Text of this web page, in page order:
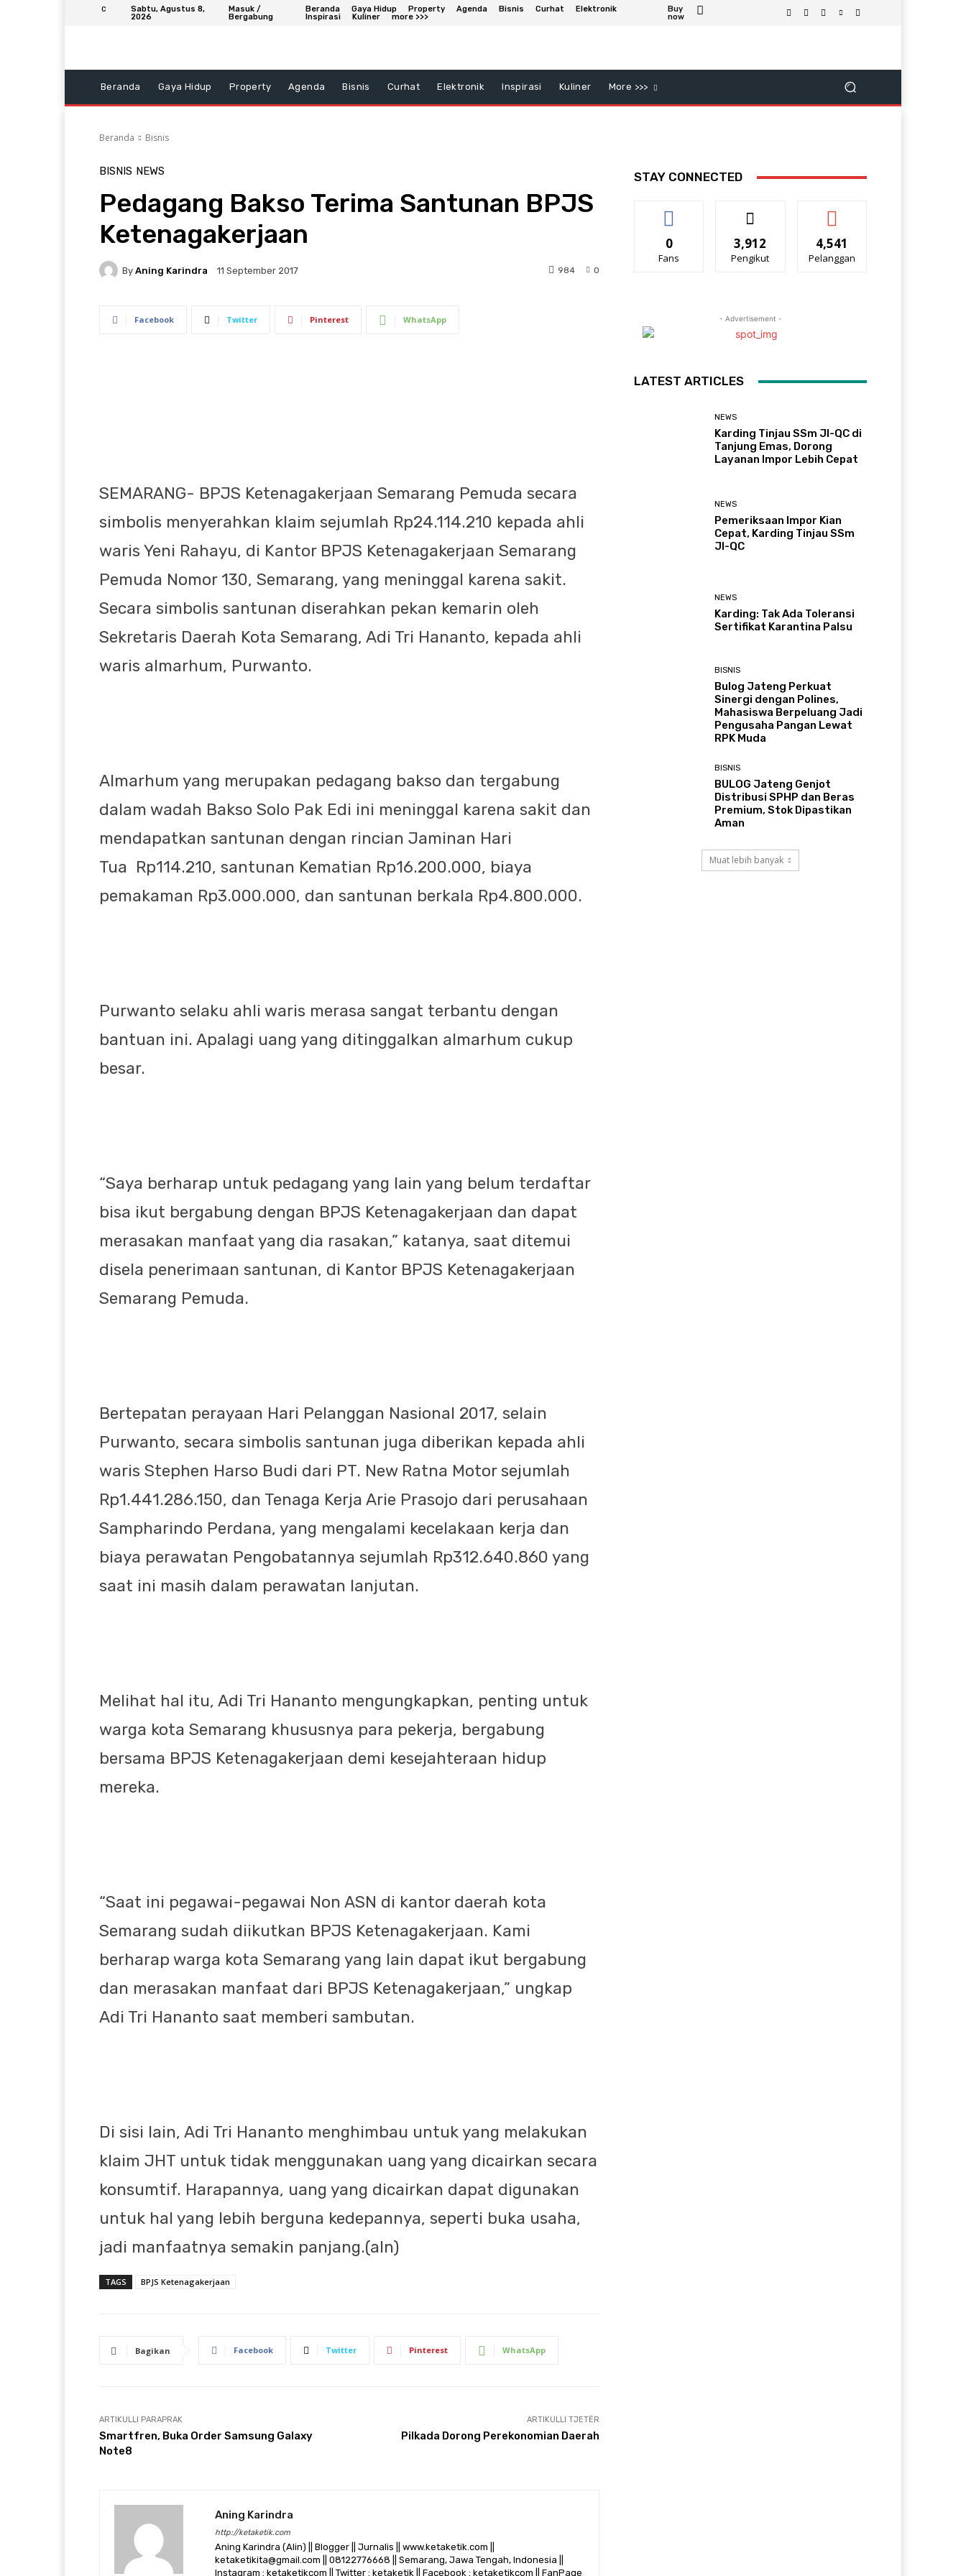
C
Sabtu, Agustus 8,
2026
Masuk /
Bergabung
Beranda Gaya Hidup Property Agenda Bisnis Curhat
Elektronik
Inspirasi
Kuliner more >>>
Buy
now
Beranda Gaya Hidup Property Agenda Bisnis Curhat Elektronik Inspirasi Kuliner More >>>
Beranda Bisnis
BISNIS NEWS
Pedagang Bakso Terima Santunan BPJS
Ketenagakerjaan
By Aning Karindra 11 September 2017 0
984
Facebook Twitter Pinterest WhatsApp
SEMARANG- BPJS Ketenagakerjaan Semarang Pemuda secara
simbolis menyerahkan klaim sejumlah Rp24.114.210 kepada ahli
waris Yeni Rahayu, di Kantor BPJS Ketenagakerjaan Semarang
Pemuda Nomor 130, Semarang, yang meninggal karena sakit.
Secara simbolis santunan diserahkan pekan kemarin oleh
Sekretaris Daerah Kota Semarang, Adi Tri Hananto, kepada ahli
waris almarhum, Purwanto.
Almarhum yang merupakan pedagang bakso dan tergabung
dalam wadah Bakso Solo Pak Edi ini meninggal karena sakit dan
mendapatkan santunan dengan rincian Jaminan Hari
Tua Rp114.210, santunan Kematian Rp16.200.000, biaya
pemakaman Rp3.000.000, dan santunan berkala Rp4.800.000.
Purwanto selaku ahli waris merasa sangat terbantu dengan
bantuan ini. Apalagi uang yang ditinggalkan almarhum cukup
besar.
“Saya berharap untuk pedagang yang lain yang belum terdaftar
bisa ikut bergabung dengan BPJS Ketenagakerjaan dan dapat
merasakan manfaat yang dia rasakan,” katanya, saat ditemui
disela penerimaan santunan, di Kantor BPJS Ketenagakerjaan
Semarang Pemuda.
Bertepatan perayaan Hari Pelanggan Nasional 2017, selain
Purwanto, secara simbolis santunan juga diberikan kepada ahli
waris Stephen Harso Budi dari PT. New Ratna Motor sejumlah
Rp1.441.286.150, dan Tenaga Kerja Arie Prasojo dari perusahaan
Sampharindo Perdana, yang mengalami kecelakaan kerja dan
biaya perawatan Pengobatannya sejumlah Rp312.640.860 yang
saat ini masih dalam perawatan lanjutan.
Melihat hal itu, Adi Tri Hananto mengungkapkan, penting untuk
warga kota Semarang khususnya para pekerja, bergabung
bersama BPJS Ketenagakerjaan demi kesejahteraan hidup
mereka.
“Saat ini pegawai-pegawai Non ASN di kantor daerah kota
Semarang sudah diikutkan BPJS Ketenagakerjaan. Kami
berharap warga kota Semarang yang lain dapat ikut bergabung
dan merasakan manfaat dari BPJS Ketenagakerjaan,” ungkap
Adi Tri Hananto saat memberi sambutan.
Di sisi lain, Adi Tri Hananto menghimbau untuk yang melakukan
klaim JHT untuk tidak menggunakan uang yang dicairkan secara
konsumtif. Harapannya, uang yang dicairkan dapat digunakan
untuk hal yang lebih berguna kedepannya, seperti buka usaha,
jadi manfaatnya semakin panjang.(aln)
TAGS BPJS Ketenagakerjaan
Bagikan Facebook Twitter Pinterest WhatsApp
ARTIKULLI PARAPRAK
Smartfren, Buka Order Samsung Galaxy
Note8
ARTIKULLI TJETËR
Pilkada Dorong Perekonomian Daerah
Aning Karindra
http://ketaketik.com
Aning Karindra (Alin) || Blogger || Jurnalis || www.ketaketik.com ||
ketaketikita@gmail.com || 08122776668 || Semarang, Jawa Tengah, Indonesia ||
Instagram : ketaketikcom || Twitter : ketaketik || Facebook : ketaketikcom || FanPage
STAY CONNECTED
0
Fans
3,912
Pengikut
4,541
Pelanggan
- Advertisement -
LATEST ARTICLES
NEWS
Karding Tinjau SSm JI-QC di
Tanjung Emas, Dorong
Layanan Impor Lebih Cepat
NEWS
Pemeriksaan Impor Kian
Cepat, Karding Tinjau SSm
JI-QC
NEWS
Karding: Tak Ada Toleransi
Sertifikat Karantina Palsu
BISNIS
Bulog Jateng Perkuat
Sinergi dengan Polines,
Mahasiswa Berpeluang Jadi
Pengusaha Pangan Lewat
RPK Muda
BISNIS
BULOG Jateng Genjot
Distribusi SPHP dan Beras
Premium, Stok Dipastikan
Aman
Muat lebih banyak